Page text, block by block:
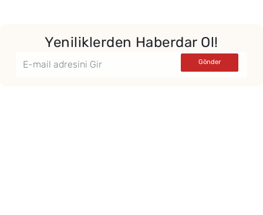
Yeniliklerden Haberdar Ol!